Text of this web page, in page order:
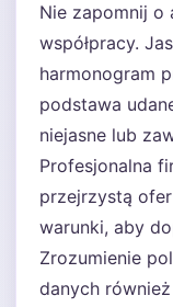
Nie zapomnij o
współpracy.
harmonogram
podstawa
niejasne lub
Profesjonalna
przejrzystą
warunki, aby
Zrozumienie
danych